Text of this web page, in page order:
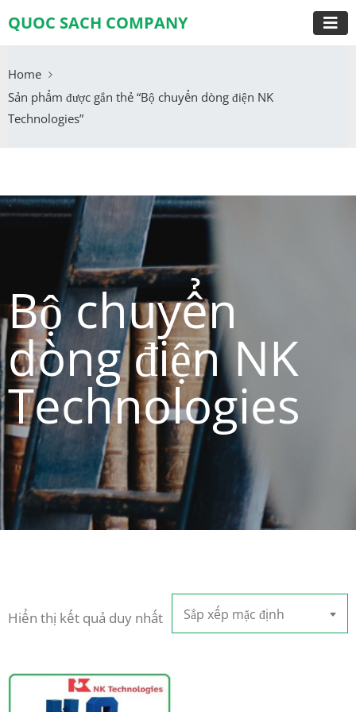
QUOC SACH COMPANY
Home
Sản phẩm được gắn thẻ “Bộ chuyển dòng điện NK
Technologies”
Bộ chuyển
dòng điện NK
Technologies
Hiển thị kết quả duy nhất Sắp xếp mặc định